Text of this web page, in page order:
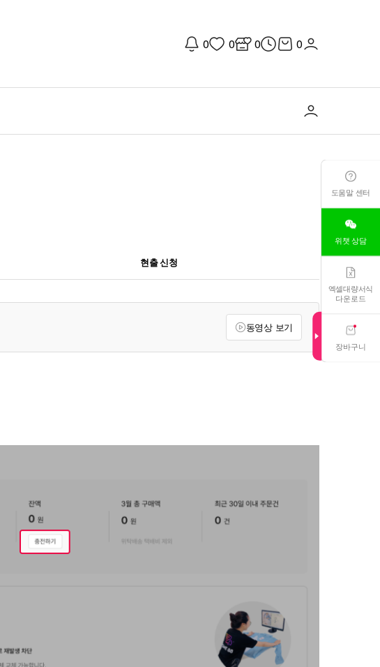
0 0 0 0
현출 신청
동영상 보기
도움말 센터
위챗 상담
엑셀대량서식
다운로드
장바구니